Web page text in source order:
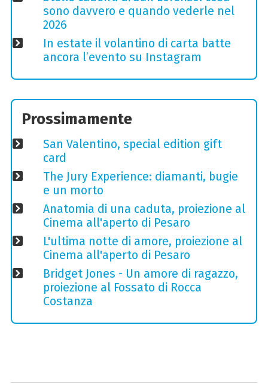
sono davvero e quando vederle nel
2026
In estate il volantino di carta batte
ancora l’evento su Instagram
Prossimamente
San Valentino, special edition gift
card
The Jury Experience: diamanti, bugie
e un morto
Anatomia di una caduta, proiezione al
Cinema all'aperto di Pesaro
L'ultima notte di amore, proiezione al
Cinema all'aperto di Pesaro
Bridget Jones - Un amore di ragazzo,
proiezione al Fossato di Rocca
Costanza